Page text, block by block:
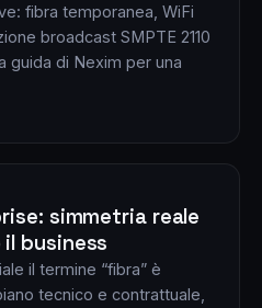
fibra temporanea, WiFi
broadcast SMPTE 2110
guida di Nexim per una
simmetria reale
il business
il termine “fibra” è
tecnico e contrattuale,